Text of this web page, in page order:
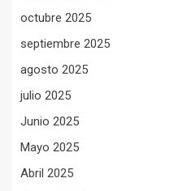
octubre 2025
septiembre 2025
agosto 2025
julio 2025
Junio 2025
Mayo 2025
Abril 2025